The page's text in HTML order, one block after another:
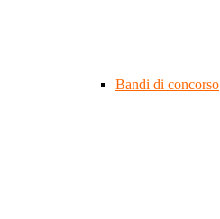
Bandi di concorso